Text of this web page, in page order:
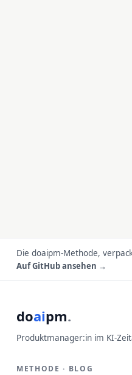
Die doaipm-Methode,
Auf GitHub ansehen →
doaipm.
Produktmanager:in im KI-
METHODE · BLOG